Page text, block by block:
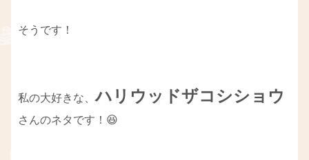
そうです！
私の大好きな、ハリウッドザコシショウ
さんのネタです！😆